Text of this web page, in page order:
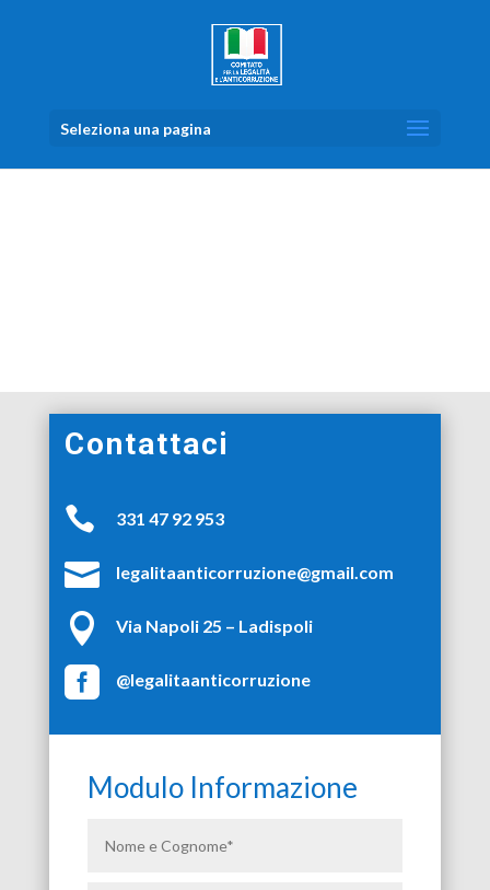
Seleziona una pagina
Contattaci
 331 47 92 953
 legalitaanticorruzione@gmail.com
 Via Napoli 25 – Ladispoli
 @legalitaanticorruzione
Modulo Informazione